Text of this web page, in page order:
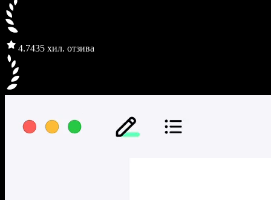
4.7435 хил. отзива